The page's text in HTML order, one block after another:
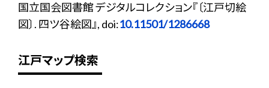
国立国会図書館 デジタルコレクション『〔江戸切絵
図〕. 四ツ谷絵図』, doi:10.11501/1286668
江戸マップ検索